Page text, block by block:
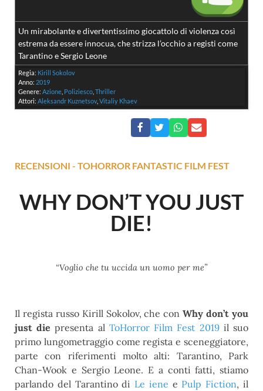
RECENSIONI - TOHORROR FANTASTIC FILM FEST
WHY DON’T YOU JUST
DIE!
“Voglio che tu uccida un uomo per me”
Il regista russo Kirill Sokolov, che conWhy don’t you
just die presenta al ToHorror Film Fest 2019il suo
primo lungometraggio come regista e sceneggiatore,
parte con riferimenti molto alti: Tarantino, Park
Chan-Wook e Sergio Leone. E a conti fatti, stiamo
parlando del Tarantino di Le iene e Pulp Fiction, il
Un mirabolante e divertentissimo giocattolo di violenza così
estrema da essere innocua, che strizza l’occhio a registi come
Tarantino e Sergio Leone
Regia: Kirill Sokolov
Anno: 2019
Genere: Azione Poliziesco Thriller
Attori: Aleksandr Kuznetsov, Vitaliy Khaev